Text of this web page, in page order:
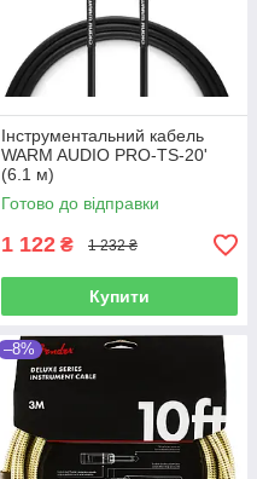
Інструментальний кабель
WARM AUDIO PRO-TS-20'
(6.1 м)
Готово до відправки
1 122 ₴ 1 232 ₴
Купити
–8%